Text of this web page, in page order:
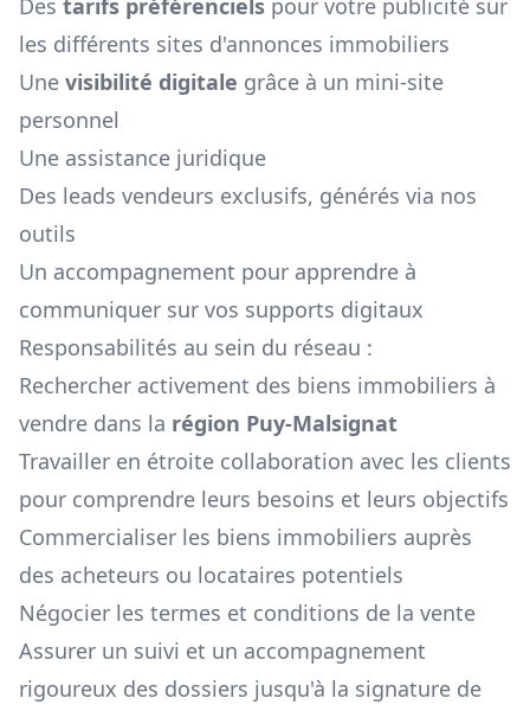
Des tarifs préférenciels pour votre publicité sur
les différents sites d'annonces immobiliers
Une visibilité digitale grâce à un mini-site
personnel
Une assistance juridique
Des leads vendeurs exclusifs, générés via nos
outils
Un accompagnement pour apprendre à
communiquer sur vos supports digitaux
Responsabilités au sein du réseau :
Rechercher activement des biens immobiliers à
vendre dans la région Puy-Malsignat
Travailler en étroite collaboration avec les clients
pour comprendre leurs besoins et leurs objectifs
Commercialiser les biens immobiliers auprès
des acheteurs ou locataires potentiels
Négocier les termes et conditions de la vente
Assurer un suivi et un accompagnement
rigoureux des dossiers jusqu'à la signature de